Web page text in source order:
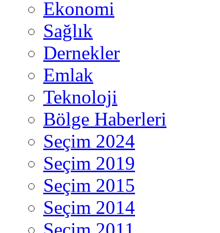
Ekonomi
Sağlık
Dernekler
Emlak
Teknoloji
Bölge Haberleri
Seçim 2024
Seçim 2019
Seçim 2015
Seçim 2014